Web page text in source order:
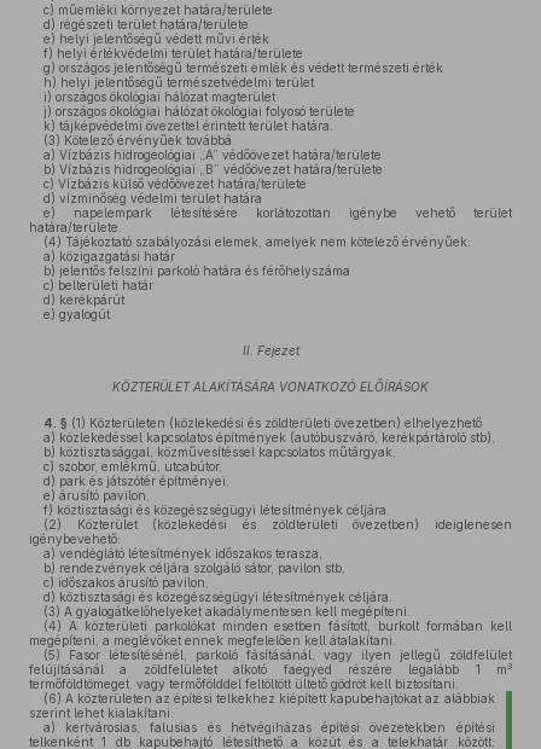
c) műemléki környezet határa/területe
d) régészeti terület határa/területe
e) helyi jelentőségű védett művi érték
f) helyi értékvédelmi terület határa/területe
g) országos jelentőségű természeti emlék és védett természeti érték
h) helyi jelentőségű természetvédelmi terület
i) országos ökológiai hálózat magterület
j) országos ökológiai hálózat ökológiai folyosó területe
k) tájképvédelmi övezettel érintett terület határa.
(3) Kötelező érvényűek továbbá
a) Vízbázis hidrogeológiai „A” védőövezet határa/területe
b) Vízbázis hidrogeológiai „B” védőövezet határa/területe
c) Vízbázis külső védőövezet határa/területe
d) vízminőség védelmi terület határa
e) napelempark létesítésére korlátozottan igénybe vehető terület
határa/területe.
(4) Tájékoztató szabályozási elemek, amelyek nem kötelező érvényűek:
a) közigazgatási határ
b) jelentős felszíni parkoló határa és férőhelyszáma
c) belterületi határ
d) kerékpárút
e) gyalogút
II. Fejezet
KÖZTERÜLET ALAKÍTÁSÁRA VONATKOZÓ ELŐÍRÁSOK
4. § (1) Közterületen (közlekedési és zöldterületi övezetben) elhelyezhető
a) közlekedéssel kapcsolatos építmények (autóbuszváró, kerékpártároló stb),
b) köztisztasággal, közművesítéssel kapcsolatos műtárgyak,
c) szobor, emlékmű, utcabútor,
d) park és játszótér építményei,
e) árusító pavilon,
f) köztisztasági és közegészségügyi létesítmények céljára.
(2) Közterület (közlekedési és zöldterületi övezetben) ideiglenesen
igénybevehető:
a) vendéglátó létesítmények időszakos terasza,
b) rendezvények céljára szolgáló sátor, pavilon stb,
c) időszakos árusító pavilon,
d) köztisztasági és közegészségügyi létesítmények céljára.
(3) A gyalogátkelőhelyeket akadálymentesen kell megépíteni.
(4) A közterületi parkolókat minden esetben fásított, burkolt formában kell
megépíteni, a meglévőket ennek megfelelően kell átalakítani.
(5) Fasor létesítésénél, parkoló fásításánál, vagy ilyen jellegű zöldfelület
felújításánál a zöldfelületet alkotó faegyed részére legalább 1 m 3
termőföldtömeget, vagy termőfölddel feltöltött ültető gödröt kell biztosítani.
(6) A közterületen az építési telkekhez kiépített kapubehajtókat az alábbiak
szerint lehet kialakítani:
a) kertvárosias, falusias és hétvégiházas építési övezetekben építési
telkenként 1 db kapubehajtó létesíthető a közút és a telekhatár között,